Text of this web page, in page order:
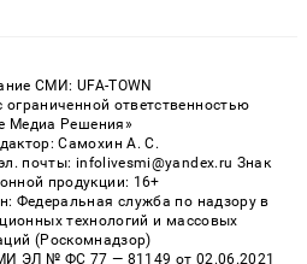
СМИ: UFA-TOWN
ответственностью
Медиа Решения»
Самохин А. С.
почты: infolivesmi@yandex.ru Знак
продукции: 16+
Федеральная служба по надзору в
технологий и массовых
(Роскомнадзор)
ЭЛ № ФС 77 — 81149 от 02.06.2021